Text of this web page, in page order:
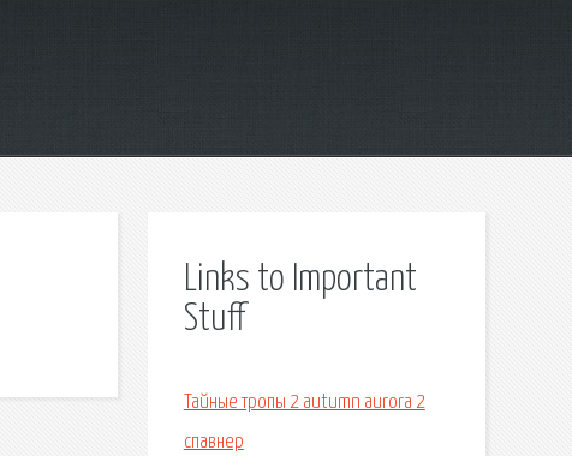
Links to Important
Stuff
Тайные тропы 2 autumn aurora 2
спавнер